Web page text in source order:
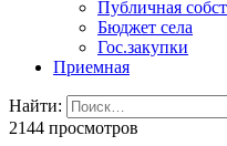
Публичная
Бюджет села
Гос.закупки
Приемная
Найти:
2144 просмотров